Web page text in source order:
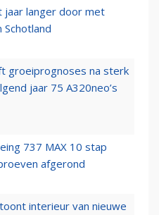
jaar langer door met
Schotland
groeiprognoses na sterk
jaar 75 A320neo’s
737 MAX 10 stap
afgerond
interieur van nieuwe